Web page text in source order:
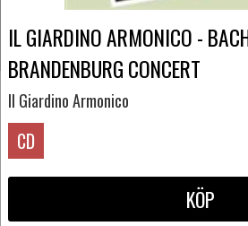
IL GIARDINO ARMONICO -
BRANDENBURG CONCERT
Il Giardino Armonico
CD
KÖP